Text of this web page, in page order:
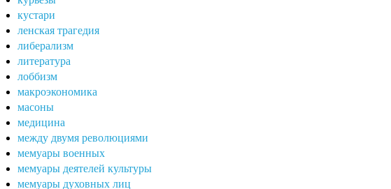
кустари
ленская трагедия
либерализм
литература
лоббизм
макроэкономика
масоны
медицина
между двумя революциями
мемуары военных
мемуары деятелей культуры
мемуары духовных лиц